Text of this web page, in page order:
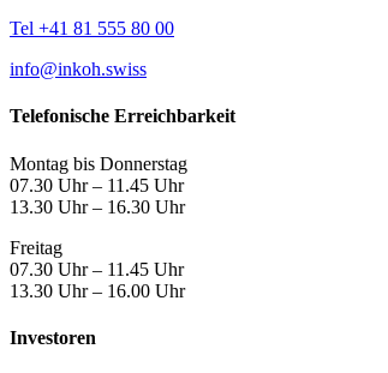
Tel +41 81 555 80 00
info@inkoh.swiss
Telefonische Erreichbarkeit
Montag bis Donnerstag
07.30 Uhr – 11.45 Uhr
13.30 Uhr – 16.30 Uhr
Freitag
07.30 Uhr – 11.45 Uhr
13.30 Uhr – 16.00 Uhr
Investoren